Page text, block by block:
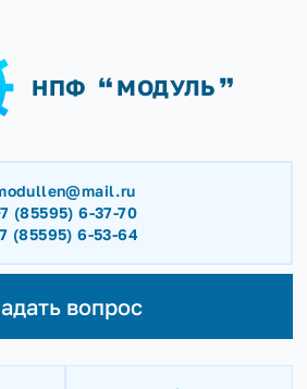
НПФ МОДУЛЬ
(85595) 6-37-70
(85595) 6-53-64
вопрос